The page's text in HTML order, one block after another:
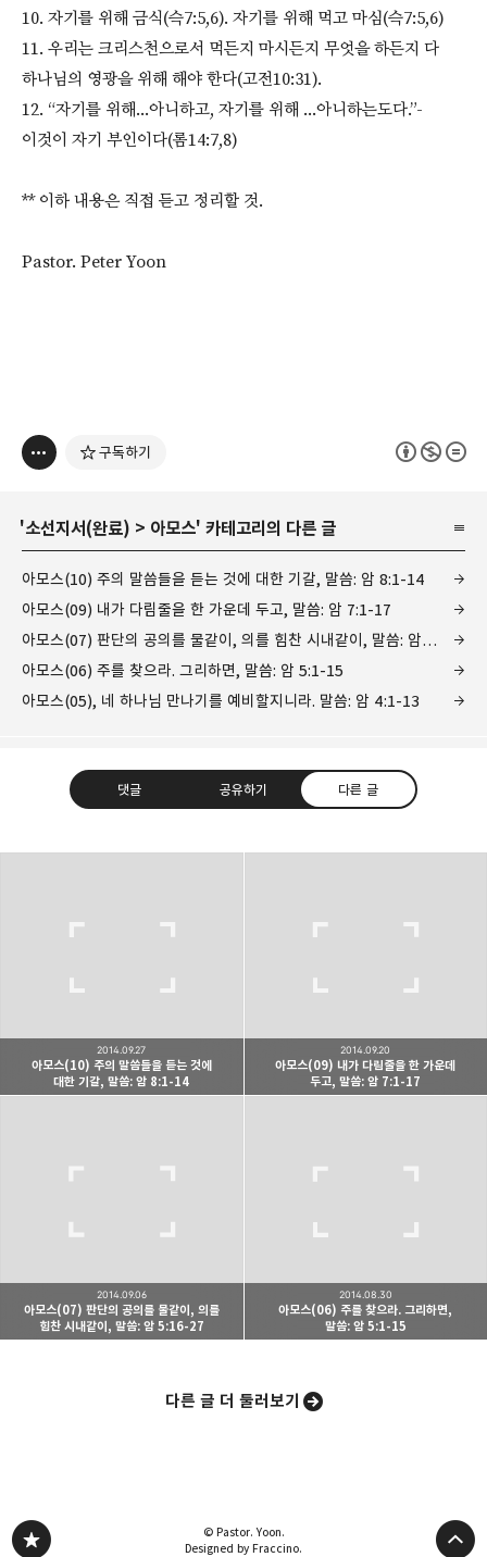
10. 자기를 위해 금식(슥7:5,6). 자기를 위해 먹고 마심(슥7:5,6)
11. 우리는 크리스천으로서 먹든지 마시든지 무엇을 하든지 다
하나님의 영광을 위해 해야 한다(고전10:31).
12. “자기를 위해...아니하고, 자기를 위해 ...아니하는도다.”-
이것이 자기 부인이다(롬14:7,8)
** 이하 내용은 직접 듣고 정리할 것.
Pastor. Peter Yoon
구독하기
'소선지서(완료) > 아모스' 카테고리의 다른 글
아모스(10) 주의 말씀들을 듣는 것에 대한 기갈, 말씀: 암 8:1-14
아모스(09) 내가 다림줄을 한 가운데 두고, 말씀: 암 7:1-17
아모스(07) 판단의 공의를 물같이, 의를 힘찬 시내같이, 말씀: 암 5:16-27
아모스(06) 주를 찾으라. 그리하면, 말씀: 암 5:1-15
아모스(05), 네 하나님 만나기를 예비할지니라. 말씀: 암 4:1-13
댓글 공유하기 다른 글
Believing Bible Studies
구독하기
아모스(10) 주의 말씀들을 듣는 것에
대한 기갈, 말씀: 암 8:1-14
2014.09.27
아모스(09) 내가 다림줄을 한 가운데
두고, 말씀: 암 7:1-17
2014.09.20
아모스(07) 판단의 공의를 물같이, 의를
힘찬 시내같이, 말씀: 암 5:16-27
2014.09.06
아모스(06) 주를 찾으라. 그리하면,
말씀: 암 5:1-15
2014.08.30
다른 글 더 둘러보기
© Pastor. Yoon.
Designed by Fraccino.